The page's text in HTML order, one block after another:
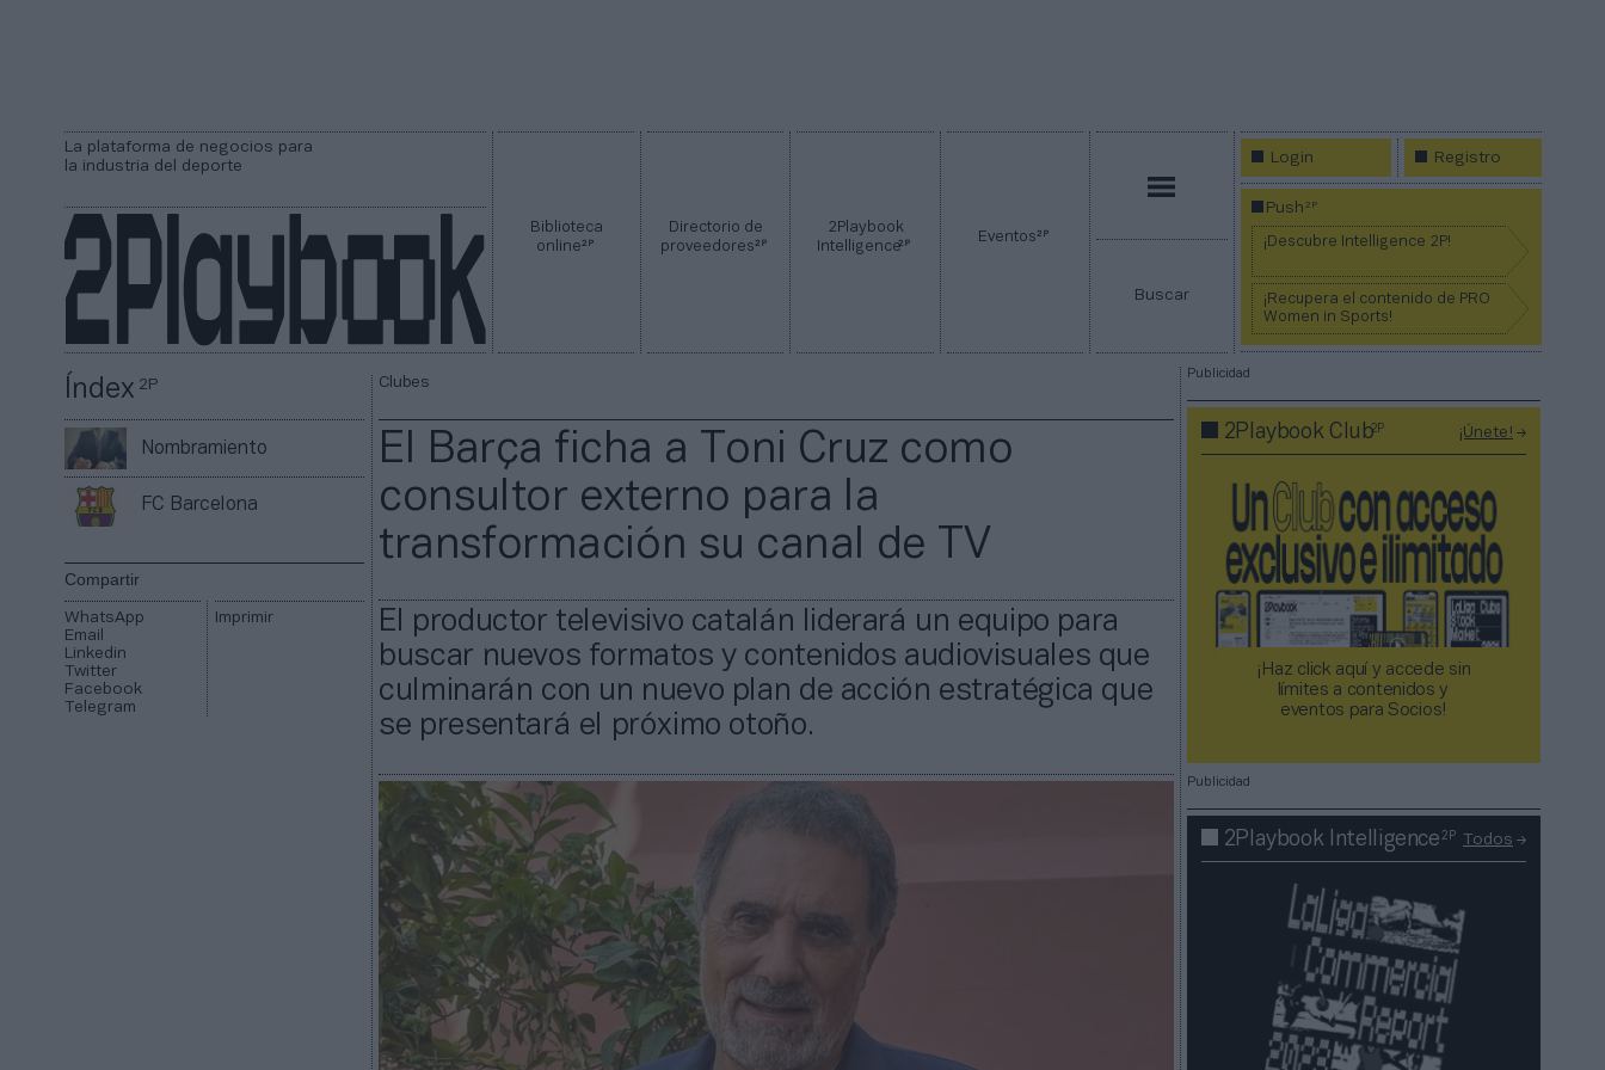
La plataforma de negocios para
la industria del deporte
Biblioteca
online2P
Directorio de
proveedores2P
2Playbook
Intelligence2P Eventos2P
Buscar
Login Registro
Push2P
¡Descubre Intelligence 2P!
¡Recupera el contenido de PRO
Women in Sports!
Índex2P
Nombramiento
FC Barcelona
Compartir
WhatsApp
Email
Linkedin
Twitter
Facebook
Telegram
Imprimir
Clubes
El Barça ficha a Toni Cruz como
consultor externo para la
transformación su canal de TV
El productor televisivo catalán liderará un equipo para
buscar nuevos formatos y contenidos audiovisuales que
culminarán con un nuevo plan de acción estratégica que
se presentará el próximo otoño.
Publicidad
2Playbook Club2P ¡Únete!
¡Haz click aquí y accede sin
límites a contenidos y
eventos para Socios!​​​​​​​
Publicidad
2Playbook Intelligence2P Todos